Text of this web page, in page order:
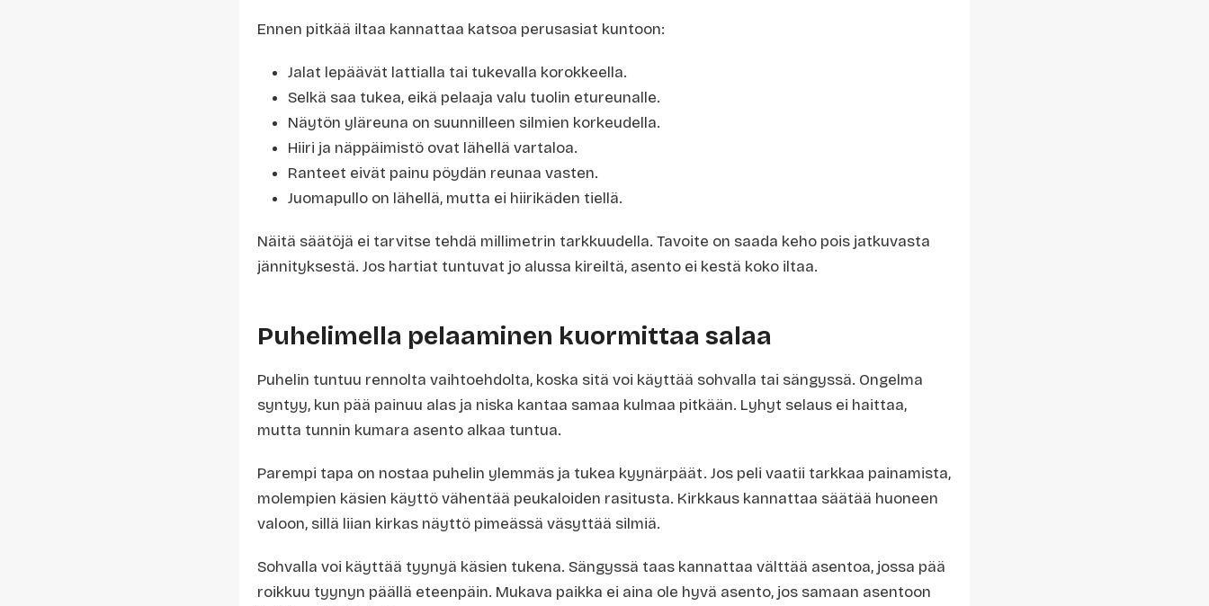
Ennen pitkää iltaa kannattaa katsoa perusasiat kuntoon:
Jalat lepäävät lattialla tai tukevalla korokkeella.
Selkä saa tukea, eikä pelaaja valu tuolin etureunalle.
Näytön yläreuna on suunnilleen silmien korkeudella.
Hiiri ja näppäimistö ovat lähellä vartaloa.
Ranteet eivät painu pöydän reunaa vasten.
Juomapullo on lähellä, mutta ei hiirikäden tiellä.
Näitä säätöjä ei tarvitse tehdä millimetrin tarkkuudella. Tavoite on saada keho pois jatkuvasta
jännityksestä. Jos hartiat tuntuvat jo alussa kireiltä, asento ei kestä koko iltaa.
Puhelimella pelaaminen kuormittaa salaa
Puhelin tuntuu rennolta vaihtoehdolta, koska sitä voi käyttää sohvalla tai sängyssä. Ongelma
syntyy, kun pää painuu alas ja niska kantaa samaa kulmaa pitkään. Lyhyt selaus ei haittaa,
mutta tunnin kumara asento alkaa tuntua.
Parempi tapa on nostaa puhelin ylemmäs ja tukea kyynärpäät. Jos peli vaatii tarkkaa painamista,
molempien käsien käyttö vähentää peukaloiden rasitusta. Kirkkaus kannattaa säätää huoneen
valoon, sillä liian kirkas näyttö pimeässä väsyttää silmiä.
Sohvalla voi käyttää tyynyä käsien tukena. Sängyssä taas kannattaa välttää asentoa, jossa pää
roikkuu tyynyn päällä eteenpäin. Mukava paikka ei aina ole hyvä asento, jos samaan asentoon